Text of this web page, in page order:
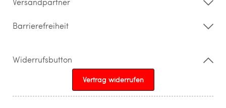
Barrierefreiheit
Widerrufsbutton
Vertrag widerrufen